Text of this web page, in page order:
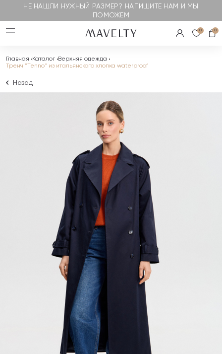
НЕ НАШЛИ НУЖНЫЙ РАЗМЕР? НАПИШИТЕ НАМ И МЫ
ПОМОЖЕМ
0 0
Главная Каталог
Верхняя одежда
Тренч "Tenno" из итальянского хлопка waterproof
Назад